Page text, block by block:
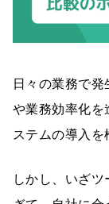
日々の業務で
や業務効率化を
ステムの導入を
しかし、いざ